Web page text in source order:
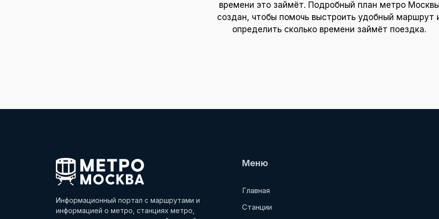
времени это займёт. Подробный план метро
создан, чтобы помочь выстроить удобный маршрут
определить сколько времени займёт поездка.
Информационный портал с маршрутами и
информацией о метро, станциях метро,
Меню
Главная
Станции